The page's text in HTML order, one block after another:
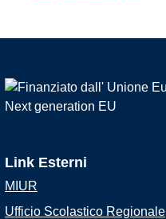
Link Esterni
MIUR
Ufficio Scolastico Regionale